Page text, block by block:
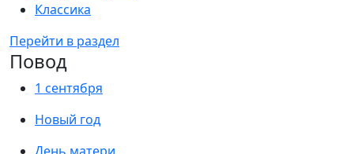
Классика
Перейти в раздел
Повод
1 сентября
Новый год